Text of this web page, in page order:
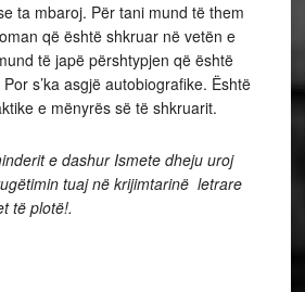
ta mbaroj. Për tani mund të them
që është shkruar në vetën e
të japë përshtypjen që është
s’ka asgjë autobiografike. Është
e mënyrës së të shkruarit.
e dashur Ismete dheju uroj
tuaj në krijimtarinë letrare
të plotë!.